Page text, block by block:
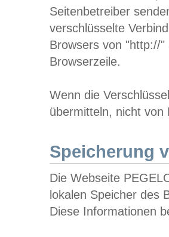
Seitenbetreiber
verschlüsselte
Browsers von "http://
Browserzeile.
Wenn die
übermitteln, nicht von
Speicherung
Die Webseite
lokalen Speicher des
Diese Informationen